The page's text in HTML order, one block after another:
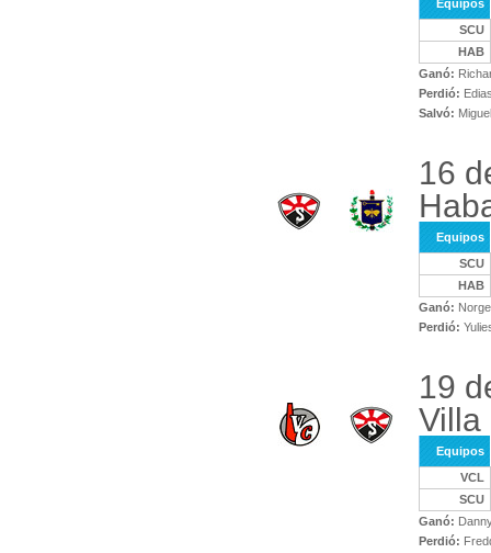
Equipos
SCU
HAB
Ganó:
Perdió:
Salvó:
16
Equipos
SCU
HAB
Ganó:
Perdió:
19
Villa
Equipos
VCL
SCU
Ganó:
Perdió: